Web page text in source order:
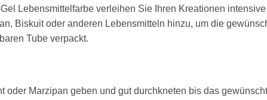
Lebensmittelfarbe verleihen Sie Ihren Kreationen
Biskuit oder anderen Lebensmitteln hinzu, um die
Tube verpackt.
oder Marzipan geben und gut durchkneten bis das